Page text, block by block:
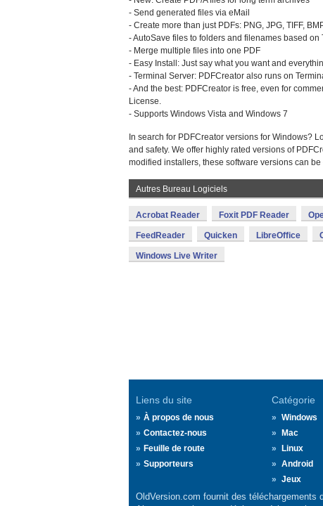
- Send generated files via eMail
- Create more than just PDFs: PNG, JPG, TIFF,
- AutoSave files to folders and filenames based
- Merge multiple files into one PDF
- Easy Install: Just say what you want and
- Terminal Server: PDFCreator also runs on
- And the best: PDFCreator is free, even for
License.
- Supports Windows Vista and Windows 7
In search for PDFCreator versions for Windows?
and safety. We offer highly rated versions of
modified installers, these software versions can
Autres Bureau Logiciels
Acrobat Reader Foxit PDF Reader
FeedReader Quicken LibreOffice
Windows Live Writer
Liens du site
À propos de nous
Contactez-nous
Feuille de route
Supporteurs
Catégorie
Windows
Mac
Linux
Android
Jeux
OldVersion.com fournit des